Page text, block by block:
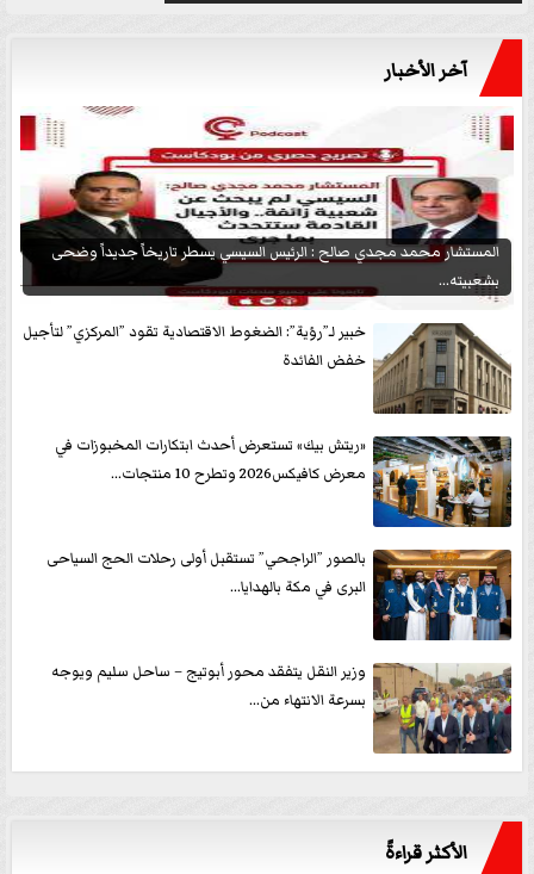
آخر الأخبار
المستشار محمد مجدي صالح : الرئيس السيسي يسطر تاريخاً جديداً وضحى
بشعبيته...
خبير لـ”رؤية”: الضغوط الاقتصادية تقود ”المركزي” لتأجيل
خفض الفائدة
«ريتش بيك» تستعرض أحدث ابتكارات المخبوزات في
معرض كافيكس2026 وتطرح 10 منتجات...
بالصور ”الراجحي” تستقبل أولى رحلات الحج السياحى
البرى في مكة بالهدايا...
وزير النقل يتفقد محور أبوتيج – ساحل سليم ويوجه
بسرعة الانتهاء من...
الأكثر قراءةً